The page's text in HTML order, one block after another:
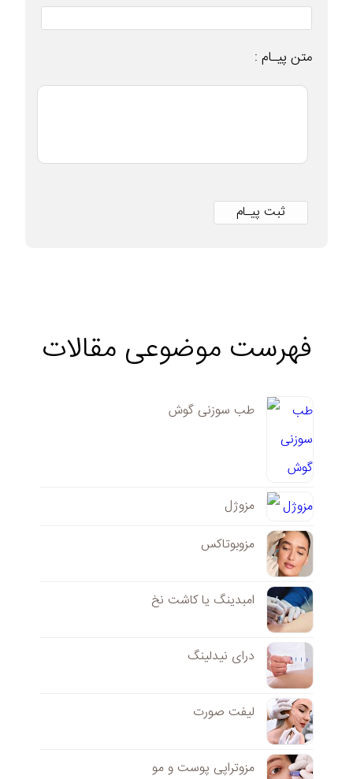
متن پیـام :
فهرست موضوعی مقالات
طب سوزنی گوش
مزوژل
مزوبوتاکس
امبدینگ یا کاشت نخ
درای نیدلینگ
لیفت صورت
مزوتراپی پوست و مو